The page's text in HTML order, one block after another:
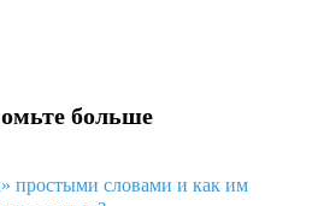
больше
простыми словами и как им